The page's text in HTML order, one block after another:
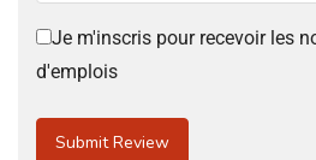
Je m'inscris pour recevoir les
d'emplois